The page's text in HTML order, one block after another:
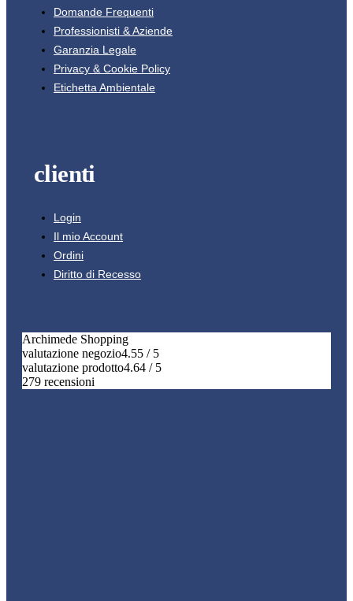
Domande Frequenti
Professionisti & Aziende
Garanzia Legale
Privacy & Cookie Policy
Etichetta Ambientale
clienti
Login
Il mio Account
Ordini
Diritto di Recesso
Archimede Shopping
valutazione negozio4.55 / 5
valutazione prodotto4.64 / 5
279 recensioni